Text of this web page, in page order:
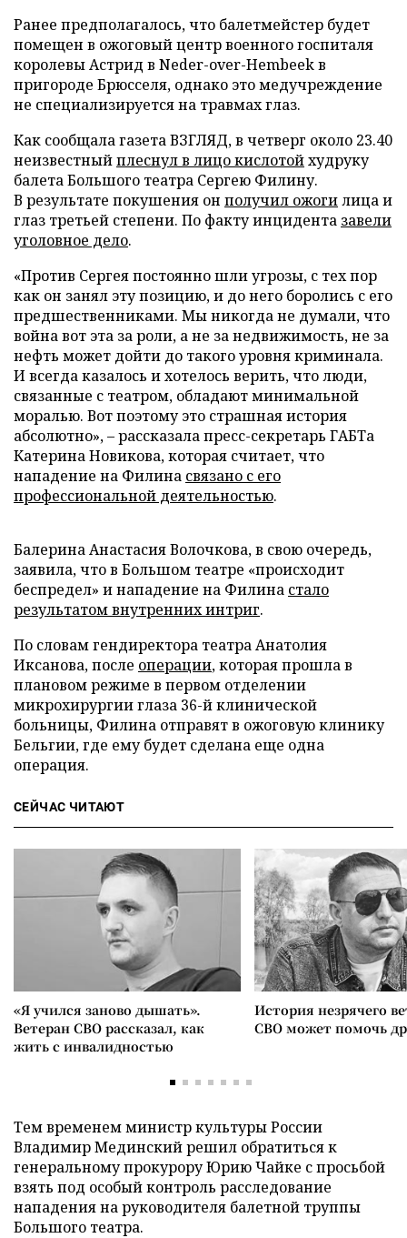
Ранее предполагалось, что балетмейстер будет
помещен в ожоговый центр военного госпиталя
королевы Астрид в Neder-over-Hembeek в
пригороде Брюсселя, однако это медучреждение
не специализируется на травмах глаз.
Как сообщала газета ВЗГЛЯД, в четверг около 23.40
неизвестныйплеснул в лицо кислотойхудруку
балета Большого театра Сергею Филину.
В результате покушения он получил ожогилица и
глаз третьей степени. По факту инцидента завели
уголовное дело.
«Против Сергея постоянно шли угрозы, с тех пор
как он занял эту позицию, и до него боролись с его
предшественниками. Мы никогда не думали, что
война вот эта за роли, а не за недвижимость, не за
нефть может дойти до такого уровня криминала.
И всегда казалось и хотелось верить, что люди,
связанные с театром, обладают минимальной
моралью. Вот поэтому это страшная история
абсолютно», – рассказала пресс-секретарь ГАБТа
Катерина Новикова, которая считает, что
нападение на Филина связано с его
профессиональной деятельностью.
Балерина Анастасия Волочкова, в свою очередь,
заявила, что в Большом театре «происходит
беспредел» и нападение на Филина стало
результатом внутренних интриг.
По словам гендиректора театра Анатолия
Иксанова, после операции, которая прошла в
плановом режиме в первом отделении
микрохирургии глаза 36-й клинической
больницы, Филина отправят в ожоговую клинику
Бельгии, где ему будет сделана еще одна
операция.
СЕЙЧАС ЧИТАЮТ
«Я учился заново дышать».
Ветеран СВО рассказал, как
жить с инвалидностью
История незрячего
СВО может помочь
Тем временем министр культуры России
Владимир Мединский решил обратиться к
генеральному прокурору Юрию Чайке с просьбой
взять под особый контроль расследование
нападения на руководителя балетной труппы
Большого театра.